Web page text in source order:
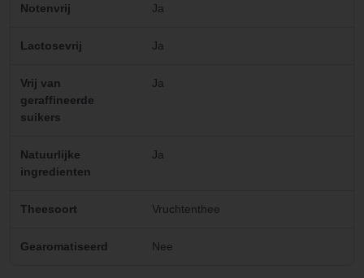
Notenvrij Ja
Lactosevrij Ja
Vrij van
geraffineerde
suikers
Ja
Natuurlijke
ingredienten
Ja
Theesoort Vruchtenthee
Gearomatiseerd Nee